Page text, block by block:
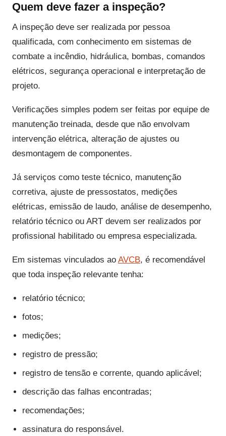
Quem deve fazer a inspeção?
A inspeção deve ser realizada por pessoa
qualificada, com conhecimento em sistemas de
combate a incêndio, hidráulica, bombas, comandos
elétricos, segurança operacional e interpretação de
projeto.
Verificações simples podem ser feitas por equipe de
manutenção treinada, desde que não envolvam
intervenção elétrica, alteração de ajustes ou
desmontagem de componentes.
Já serviços como teste técnico, manutenção
corretiva, ajuste de pressostatos, medições
elétricas, emissão de laudo, análise de desempenho,
relatório técnico ou ART devem ser realizados por
profissional habilitado ou empresa especializada.
Em sistemas vinculados ao AVCB, é recomendável
que toda inspeção relevante tenha:
relatório técnico;
fotos;
medições;
registro de pressão;
registro de tensão e corrente, quando aplicável;
descrição das falhas encontradas;
recomendações;
assinatura do responsável.